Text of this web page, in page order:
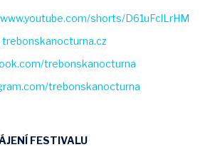
shorts/D61uFclLrHM
trebonskanocturna.cz
trebonskanocturna
trebonskanocturna
FESTIVALU